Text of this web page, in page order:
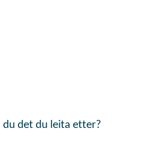
du det du leita etter?